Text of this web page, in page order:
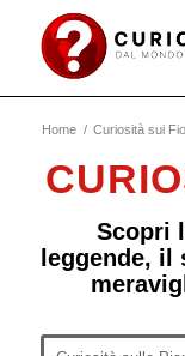
Home / Curiosità sui
Scopri
leggende,